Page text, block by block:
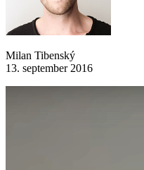
Milan Tibenský
13. september 2016